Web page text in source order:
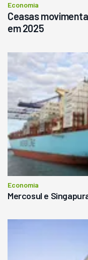
Economia
Ceasas
em 2025
Economia
Mercosul e